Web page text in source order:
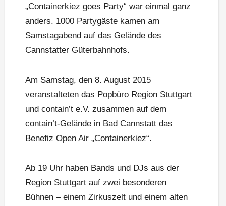
„Containerkiez goes Party“ war einmal ganz
anders. 1000 Partygäste kamen am
Samstagabend auf das Gelände des
Cannstatter Güterbahnhofs.
Am Samstag, den 8. August 2015
veranstalteten das Popbüro Region Stuttgart
und contain’t e.V. zusammen auf dem
contain’t-Gelände in Bad Cannstatt das
Benefiz Open Air „Containerkiez“.
Ab 19 Uhr haben Bands und DJs aus der
Region Stuttgart auf zwei besonderen
Bühnen – einem Zirkuszelt und einem alten